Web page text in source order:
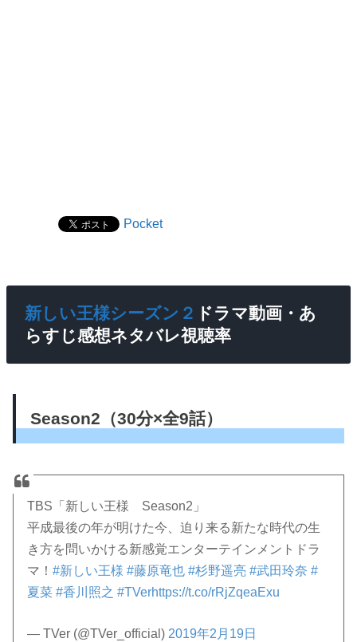
Pocket
新しい王様シーズン２ ドラマ動画・あ
らすじ感想ネタバレ視聴率
Season2（30分×全9話）
TBS「新しい王様 Season2」
平成最後の年が明けた今、迫り来る新たな時代の生
き方を問いかける新感覚エンターテインメントドラ
マ！#新しい王様 #藤原竜也 #杉野遥亮 #武田玲奈 #
夏菜 #香川照之 #TVerhttps://t.co/rRjZqeaExu
— TVer (@TVer_official) 2019年2月19日